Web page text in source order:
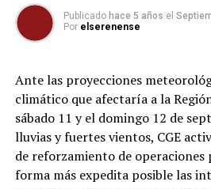
Publicado hace 5 años el
Por elserenense
Ante las proyecciones
climático que afectaría a la
sábado 11 y el domingo 12 de
lluvias y fuertes vientos, CGE
de reforzamiento de operaciones
forma más expedita posible las